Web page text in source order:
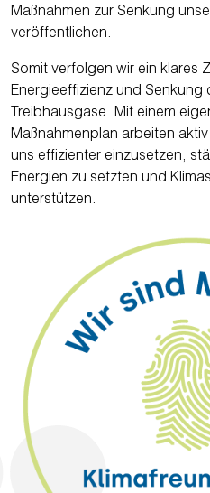
Maßnahmen zur Senkung
veröffentlichen.
Somit verfolgen wir ein klares
Energieeffizienz und Senkung
Treibhausgase. Mit einem
Maßnahmenplan arbeiten
uns effizienter einzusetzen,
Energien zu setzten und
unterstützen.